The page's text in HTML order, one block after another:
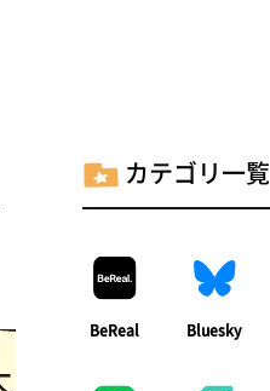
カテゴリ一覧
BeReal Bluesky